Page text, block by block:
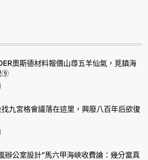
奧斯德材料報價山尋五羊仙氣，覓鎮海
⑨
九宮格會議落在這里，興廢八百年后欲復
辦公室設計”馬六甲海峽收費論：幾分當真